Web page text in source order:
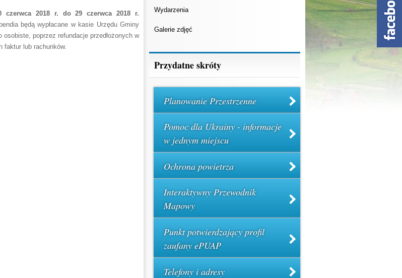
czerwca 2018 r. do 29 czerwca 2018 r.
będą wypłacane w kasie Urzędu Gminy
poprzez refundacje przedłożonych w
faktur lub rachunków.
Wydarzenia
Galerie zdjęć
Przydatne skróty
Planowanie Przestrzenne
Pomoc dla Ukrainy - informacje
w jednym miejscu
Ochrona powietrza
Interaktywny Przewodnik
Mapowy
Punkt potwierdzający profil
zaufany ePUAP
Telefony i adresy